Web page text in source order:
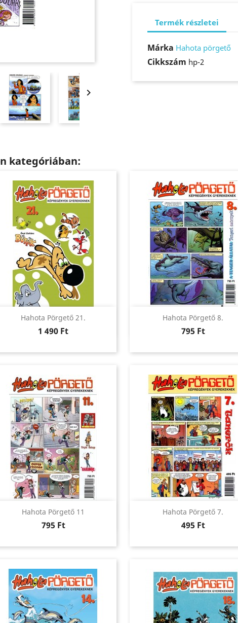

Termék részletei
Márka Hahota pörgető
Cikkszám hp-2
kategóriában:
Hahota Pörgető 21.
Ár
1 490 Ft
Előnézet Hahota Pörgető 8.
Ár
795 Ft
Előnézet
Hahota Pörgető 11
Ár
795 Ft
Előnézet Hahota Pörgető 7.
Ár
495 Ft
Előnézet